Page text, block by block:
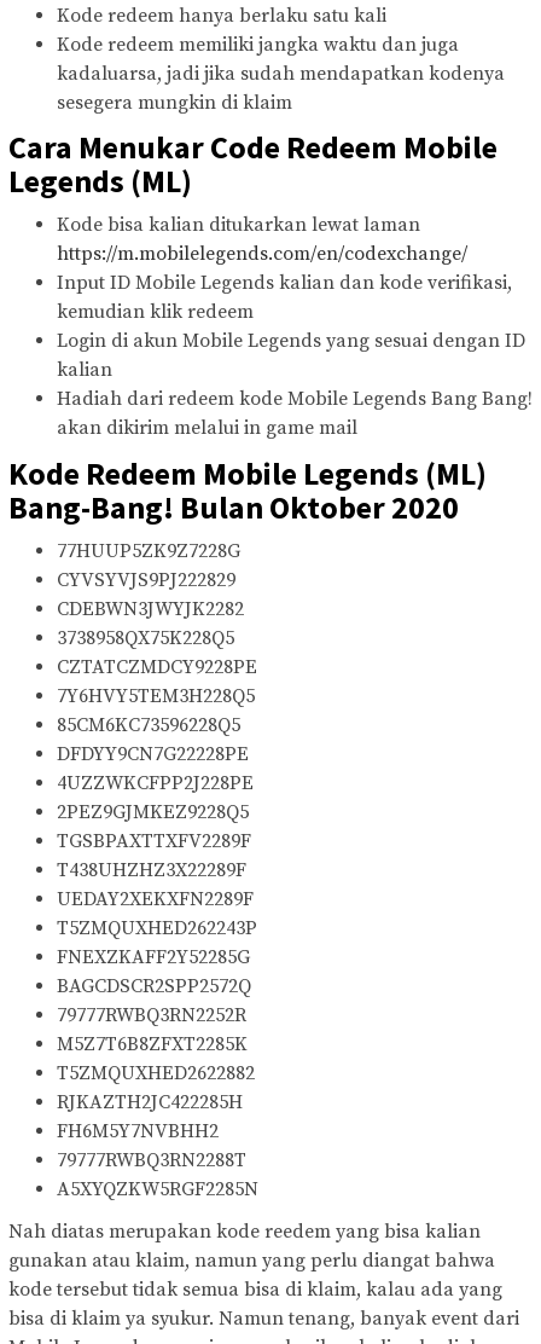
Kode redeem hanya berlaku satu kali
Kode redeem memiliki jangka waktu dan juga
kadaluarsa, jadi jika sudah mendapatkan kodenya
sesegera mungkin di klaim
Cara Menukar Code Redeem Mobile
Legends (ML)
Kode bisa kalian ditukarkan lewat laman
https://m.mobilelegends.com/en/codexchange/
Input ID Mobile Legends kalian dan kode verifikasi,
kemudian klik redeem
Login di akun Mobile Legends yang sesuai dengan ID
kalian
Hadiah dari redeem kode Mobile Legends Bang Bang!
akan dikirim melalui in game mail
Kode Redeem Mobile Legends (ML)
Bang-Bang! Bulan Oktober 2020
77HUUP5ZK9Z7228G
CYVSYVJS9PJ222829
CDEBWN3JWYJK2282
3738958QX75K228Q5
CZTATCZMDCY9228PE
7Y6HVY5TEM3H228Q5
85CM6KC73596228Q5
DFDYY9CN7G22228PE
4UZZWKCFPP2J228PE
2PEZ9GJMKEZ9228Q5
TGSBPAXTTXFV2289F
T438UHZHZ3X22289F
UEDAY2XEKXFN2289F
T5ZMQUXHED262243P
FNEXZKAFF2Y52285G
BAGCDSCR2SPP2572Q
79777RWBQ3RN2252R
M5Z7T6B8ZFXT2285K
T5ZMQUXHED2622882
RJKAZTH2JC422285H
FH6M5Y7NVBHH2
79777RWBQ3RN2288T
A5XYQZKW5RGF2285N
Nah diatas merupakan kode reedem yang bisa kalian
gunakan atau klaim, namun yang perlu diangat bahwa
kode tersebut tidak semua bisa di klaim, kalau ada yang
bisa di klaim ya syukur. Namun tenang, banyak event dari